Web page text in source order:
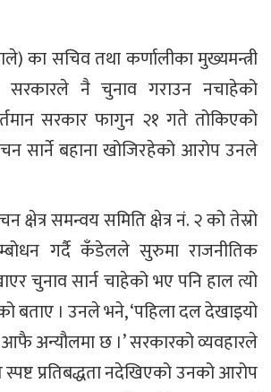
का सचिव तथा कर्णालीका मुख्यमन्त्री
नै चुनाव गराउन नचाहेको
सरकार फागुन २१ गते तोकिएको
सार्ने बहाना खोजिरहेको आरोप उनले
क्षेत्र समन्वय समिति क्षेत्र नं. २ को तेस्रो
गर्दै कँडेलले सुरुमा राजनीतिक
चुनाव सार्न चाहेको भए पनि हाल त्यो
बताए । उनले भने, ‘पहिला दल देखाइयो
अन्यौलमा छ ।’ सरकारको व्यवहारले
प्रतिबद्धता नदेखिएको उनको आरोप